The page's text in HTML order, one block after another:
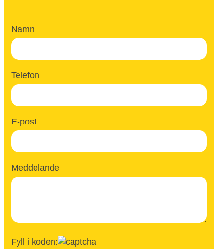
Namn
Telefon
E-post
Meddelande
Fyll i koden: